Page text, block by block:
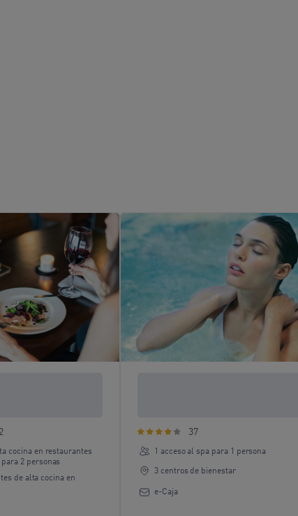
cocina en restaurantes
2 personas
de alta cocina en
37
1 acceso al spa para 1 persona
3 centros de bienestar
e-Caja